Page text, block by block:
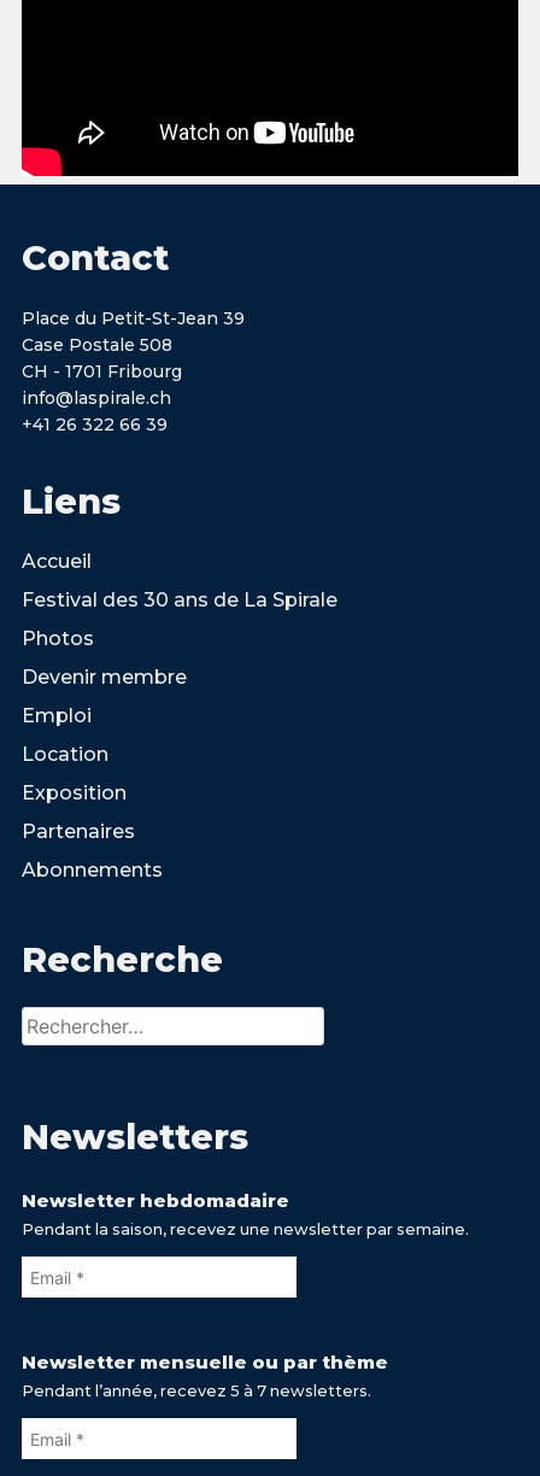
Contact
Place du Petit-St-Jean 39
Case Postale 508
CH - 1701 Fribourg
info@laspirale.ch
+41 26 322 66 39
Liens
Accueil
Festival des 30 ans de La Spirale
Photos
Devenir membre
Emploi
Location
Exposition
Partenaires
Abonnements
Recherche
Rechercher :
Newsletters
Newsletter hebdomadaire
Pendant la saison, recevez une newsletter par semaine.
Newsletter mensuelle ou par thème
Pendant l’année, recevez 5 à 7 newsletters.